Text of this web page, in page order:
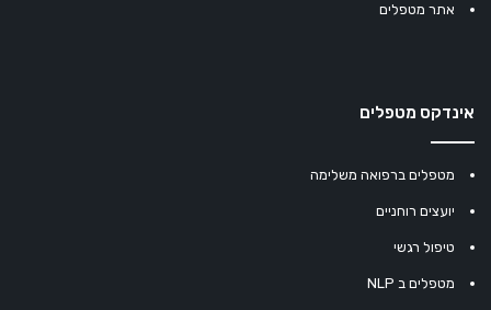
אתר מטפלים
אינדקס מטפלים
מטפלים ברפואה משלימה
יועצים רוחניים
טיפול רגשי
מטפלים ב NLP